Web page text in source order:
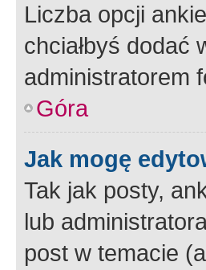
Liczba opcji
chciałbyś dodać
administratorem
Góra
Jak mogę
Tak jak posty,
lub
post w temacie